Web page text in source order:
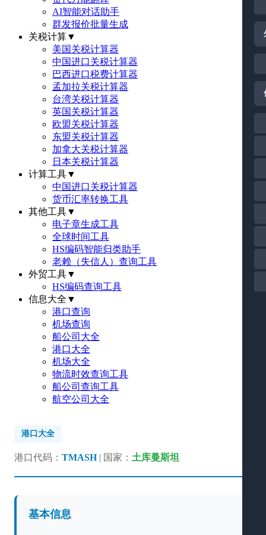
AI智能对话助手
群发报价批量生成
关税计算▼
美国关税计算器
中国进口关税计算器
巴西进口税费计算器
孟加拉关税计算器
台湾关税计算器
英国关税计算器
欧盟关税计算器
东盟关税计算器
加拿大关税计算器
日本关税计算器
计算工具▼
中国进口关税计算器
货币汇率转换工具
其他工具▼
电子章生成工具
全球时间工具
HS编码智能归类助手
老赖（失信人）查询工具
外贸工具▼
HS编码查询工具
信息大全 ▼
港口查询
机场查询
船公司大全
港口大全
机场大全
物流时效查询工具
船公司查询工具
航空公司大全
港口大全
港口代码： TMASH| 国家： 土库曼斯坦
基本信息